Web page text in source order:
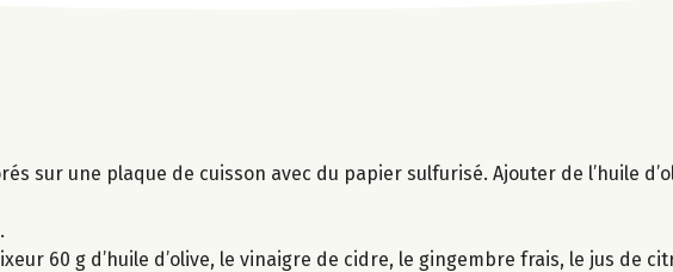
sur une plaque de cuisson avec du papier sulfurisé. Ajouter de l’huile
60 g d’huile d’olive, le vinaigre de cidre, le gingembre frais, le jus de